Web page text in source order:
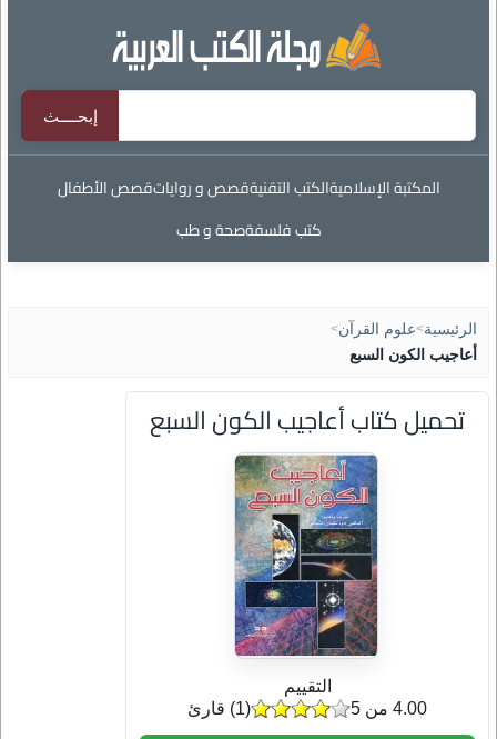
المكتبة الإسلاميةالكتب التقنيةقصص و رواياتقصص الأطفال
كتب فلسفةصحة و طب
الرئيسية>علوم القرآن>
أعاجيب الكون السبع
تحميل كتاب أعاجيب الكون السبع
التقييم
(
1) قارئ 4.00 من 5